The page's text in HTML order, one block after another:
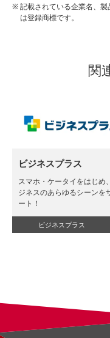
記載されている企業名、
は登録商標です。
関
ビジネスプラス
スマホ・ケータイをはじめ
ジネスのあらゆるシーンを
ート！
ビジネスプラス